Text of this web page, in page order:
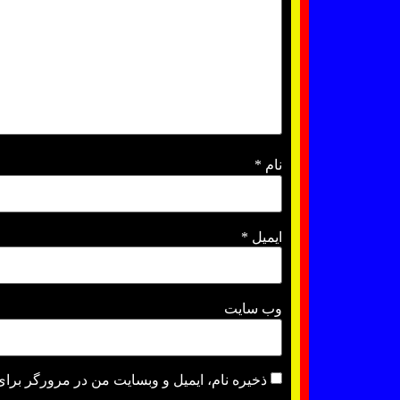
نام *
ایمیل *
وب‌ سایت
ذخیره نام، ایمیل و وبسایت من در مرورگر